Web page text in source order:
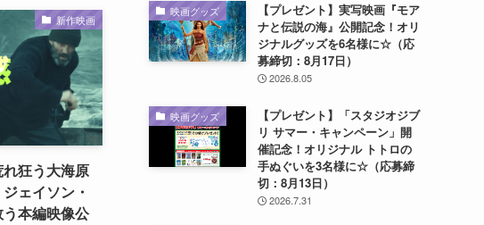
新作映画
狂う大海原
ェイソン・
本編映像公
映画グッズ
【プレゼント】実写映画『モア
ナと伝説の海』公開記念！オリ
ジナルグッズを6名様に☆（応
募締切：8月17日）
2026.8.05
映画グッズ
【プレゼント】「スタジオジブ
リ サマー・キャンペーン」開
催記念！オリジナル トトロの
手ぬぐいを3名様に☆（応募締
切：8月13日）
2026.7.31